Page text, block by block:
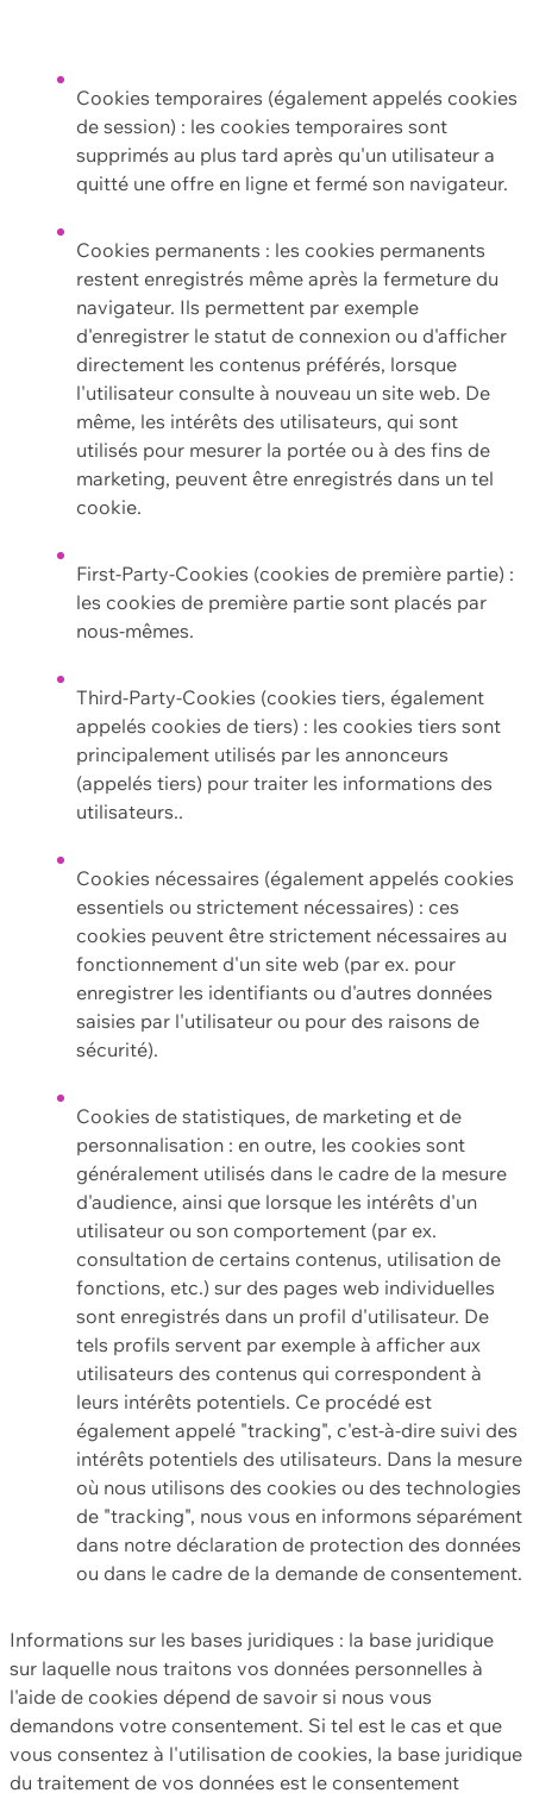
Cookies temporaires (également appelés cookies
de session) : les cookies temporaires sont
supprimés au plus tard après qu'un utilisateur a
quitté une offre en ligne et fermé son navigateur.
Cookies permanents : les cookies permanents
restent enregistrés même après la fermeture du
navigateur. Ils permettent par exemple
d'enregistrer le statut de connexion ou d'afficher
directement les contenus préférés, lorsque
l'utilisateur consulte à nouveau un site web. De
même, les intérêts des utilisateurs, qui sont
utilisés pour mesurer la portée ou à des fins de
marketing, peuvent être enregistrés dans un tel
cookie.
First-Party-Cookies (cookies de première partie) :
les cookies de première partie sont placés par
nous-mêmes.
Third-Party-Cookies (cookies tiers, également
appelés cookies de tiers) : les cookies tiers sont
principalement utilisés par les annonceurs
(appelés tiers) pour traiter les informations des
utilisateurs..
Cookies nécessaires (également appelés cookies
essentiels ou strictement nécessaires) : ces
cookies peuvent être strictement nécessaires au
fonctionnement d'un site web (par ex. pour
enregistrer les identifiants ou d'autres données
saisies par l'utilisateur ou pour des raisons de
sécurité).
Cookies de statistiques, de marketing et de
personnalisation : en outre, les cookies sont
généralement utilisés dans le cadre de la mesure
d'audience, ainsi que lorsque les intérêts d'un
utilisateur ou son comportement (par ex.
consultation de certains contenus, utilisation de
fonctions, etc.) sur des pages web individuelles
sont enregistrés dans un profil d'utilisateur. De
tels profils servent par exemple à afficher aux
utilisateurs des contenus qui correspondent à
leurs intérêts potentiels. Ce procédé est
également appelé "tracking", c'est-à-dire suivi des
intérêts potentiels des utilisateurs. Dans la mesure
où nous utilisons des cookies ou des technologies
de "tracking", nous vous en informons séparément
dans notre déclaration de protection des données
ou dans le cadre de la demande de consentement.
Informations sur les bases juridiques : la base juridique
sur laquelle nous traitons vos données personnelles à
l'aide de cookies dépend de savoir si nous vous
demandons votre consentement. Si tel est le cas et que
vous consentez à l'utilisation de cookies, la base juridique
du traitement de vos données est le consentement